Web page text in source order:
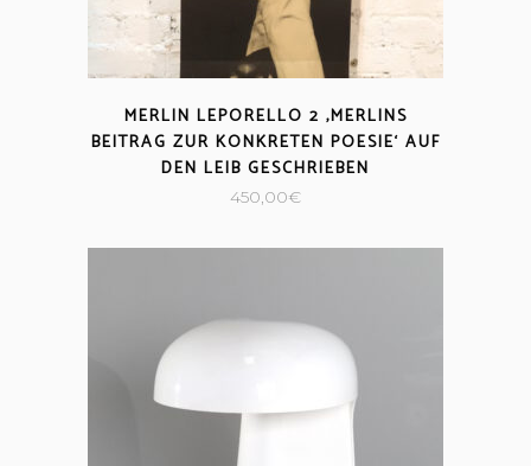
MERLIN LEPORELLO 2 ‚MERLINS
BEITRAG ZUR KONKRETEN POESIE‘ AUF
DEN LEIB GESCHRIEBEN
450,00€